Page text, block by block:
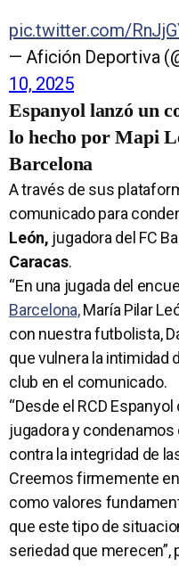
pic.twitter.com/
— Afición Deportiva
10, 2025
Espanyol lanzó un
lo hecho por Mapi
Barcelona
A través de sus
comunicado para
León, jugadora del FC
Caracas.
“En una jugada del
Barcelona,María Pilar
con nuestra futbolista,
que vulnera la intimidad
club en el comunicado.
“Desde el RCD
jugadora y
contra la integridad de
Creemos firmemente
como valores
que este tipo de
seriedad que merecen”,